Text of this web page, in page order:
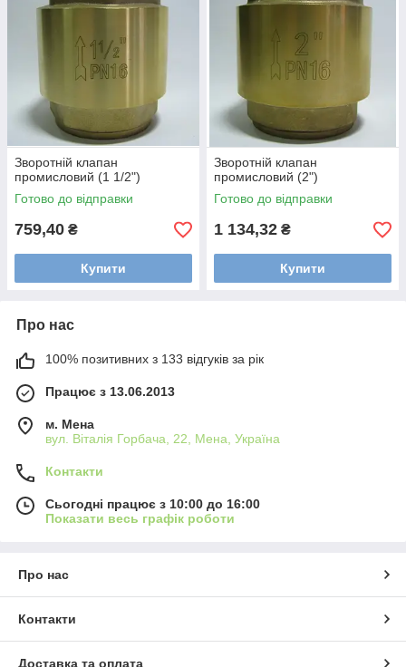
Зворотній клапан
промисловий (1 1/2")
Готово до відправки
759,40 ₴
Купити
Зворотній клапан
промисловий (2")
Готово до відправки
1 134,32 ₴
Купити
Про нас
100% позитивних з 133 відгуків за рік
Працює з 13.06.2013
м. Мена
вул. Віталія Горбача, 22, Мена, Україна
Контакти
Сьогодні працює з 10:00 до 16:00
Показати весь графік роботи
Про нас
Контакти
Доставка та оплата